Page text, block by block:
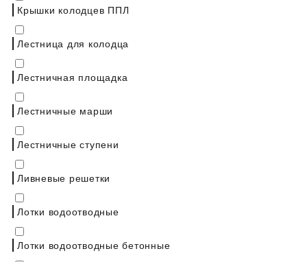
Крышки колодцев ППЛ
Лестница для колодца
Лестничная площадка
Лестничные марши
Лестничные ступени
Ливневые решетки
Лотки водоотводные
Лотки водоотводные бетонные